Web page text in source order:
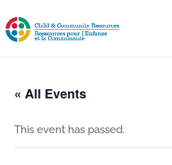
« All Events
This event has passed.